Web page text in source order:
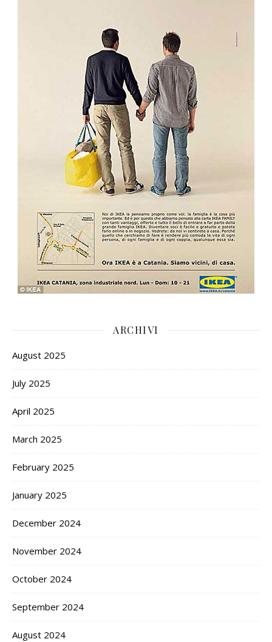
ARCHIVI
August 2025
July 2025
April 2025
March 2025
February 2025
January 2025
December 2024
November 2024
October 2024
September 2024
August 2024